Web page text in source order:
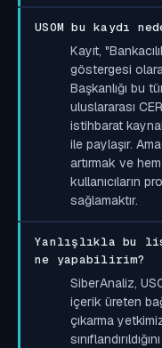
USOM bu kaydı
Kayıt,
göstergesi
Başkanlığı bu
uluslararası
istihbarat
ile paylaşır.
artırmak ve
kullanıcıların
sağlamaktır.
Yanlışlıkla bu
ne yapabilirim?
SiberAnaliz,
içerik üreten
çıkarma